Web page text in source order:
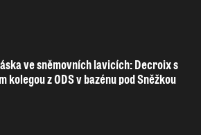
ve sněmovních lavicích: Decroix s
kolegou z ODS v bazénu pod Sněžkou